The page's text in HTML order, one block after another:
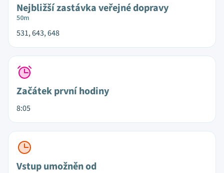
Nejbližší zastávka veřejné dopravy
50m
531, 643, 648
Začátek první hodiny
8:05
Vstup umožněn od